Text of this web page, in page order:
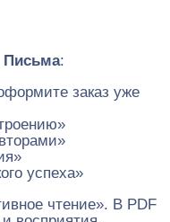
Письма:
заказ уже
успеха»
чтение». В PDF